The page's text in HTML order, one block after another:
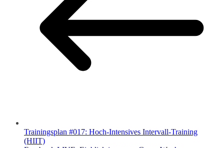
Trainingsplan #017: Hoch-Intensives Intervall-Training
(HIIT)